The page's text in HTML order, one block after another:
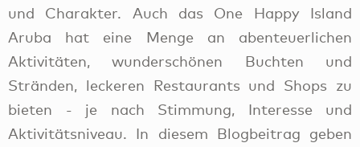
und Charakter. Auch das One Happy Island
Aruba hat eine Menge an abenteuerlichen
Aktivitäten, wunderschönen Buchten und
Stränden, leckeren Restaurants und Shops zu
bieten - je nach Stimmung, Interesse und
Aktivitätsniveau. In diesem Blogbeitrag geben